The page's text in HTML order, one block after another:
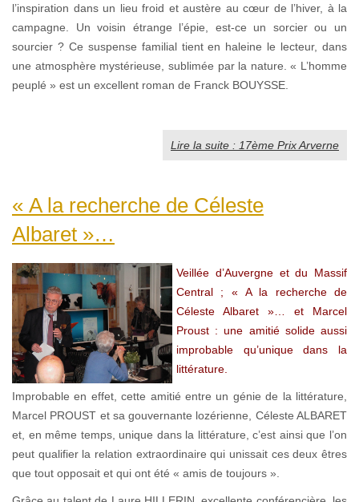
l’inspiration dans un lieu froid et austère au cœur de l’hiver, à la
campagne. Un voisin étrange l’épie, est-ce un sorcier ou un
sourcier ? Ce suspense familial tient en haleine le lecteur, dans
une atmosphère mystérieuse, sublimée par la nature. « L’homme
peuplé » est un excellent roman de Franck BOUYSSE.
Lire la suite : 17ème Prix Arverne
« A la recherche de Céleste
Albaret »…
Veillée d’Auvergne et du Massif
Central ; « A la recherche de
Céleste Albaret »… et Marcel
Proust : une amitié solide aussi
improbable qu’unique dans la
littérature.
Improbable en effet, cette amitié entre un génie de la littérature,
Marcel PROUST et sa gouvernante lozérienne, Céleste ALBARET
et, en même temps, unique dans la littérature, c’est ainsi que l’on
peut qualifier la relation extraordinaire qui unissait ces deux êtres
que tout opposait et qui ont été « amis de toujours ».